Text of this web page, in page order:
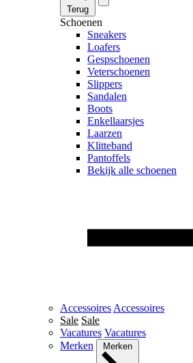
Terug
Schoenen
Sneakers
Loafers
Gespschoenen
Veterschoenen
Slippers
Sandalen
Boots
Enkellaarsjes
Laarzen
Klitteband
Pantoffels
Bekijk alle schoenen
Accessoires Accessoires
Sale Sale
Vacatures Vacatures
Merken
Merken